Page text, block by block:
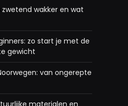
wakker en wat
zo start je met de
gewicht
van ongerepte